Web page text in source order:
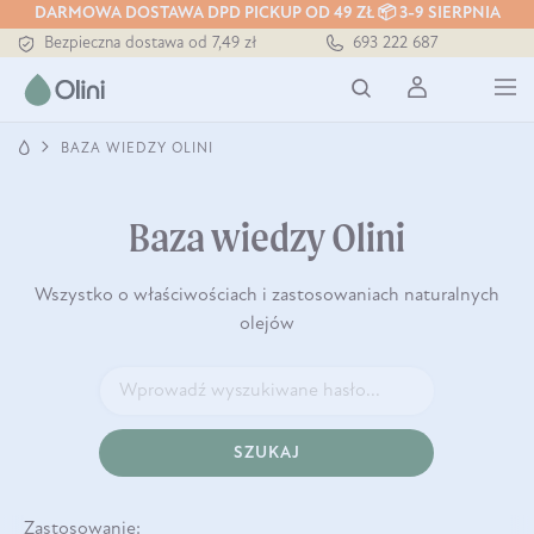
DARMOWA DOSTAWA DPD PICKUP OD 49 ZŁ 📦 3-9 SIERPNIA
Bezpieczna dostawa od 7,49 zł
Darmowa dostawa od 199 zł
Tłoczony zawsze na zimno
693 222 687
BAZA WIEDZY OLINI
Baza wiedzy Olini
Wszystko o właściwościach i zastosowaniach naturalnych
olejów
SZUKAJ
Zastosowanie: